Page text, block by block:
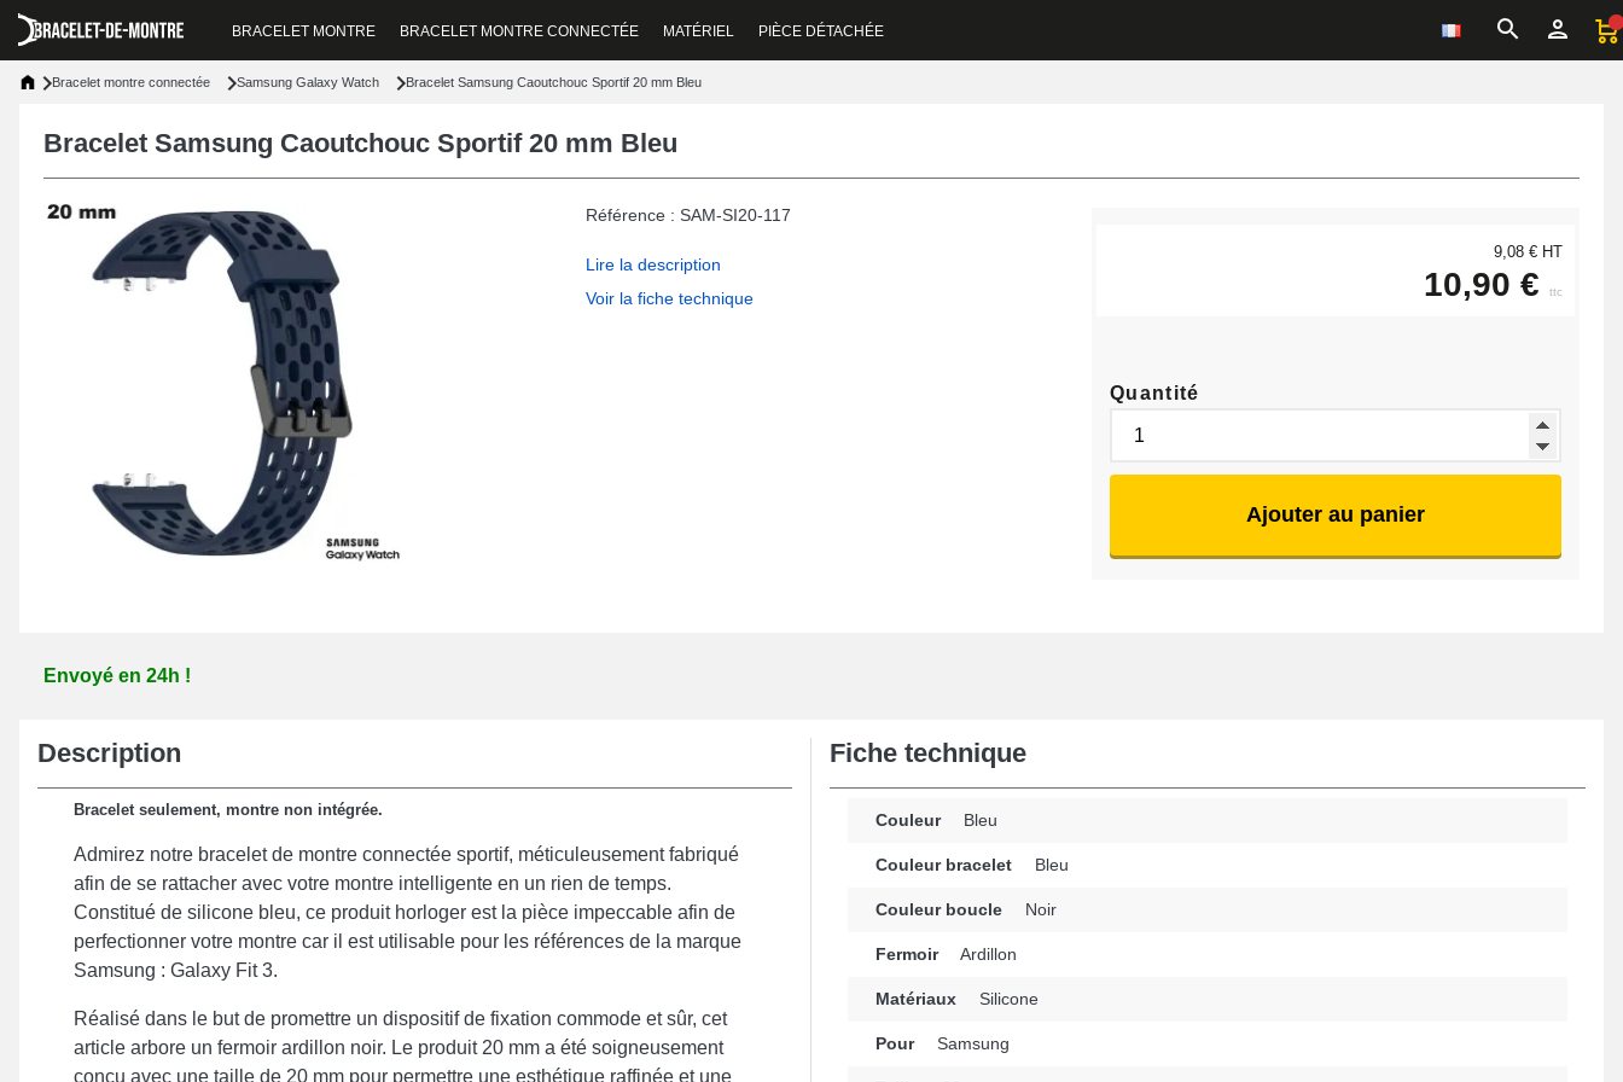
BRACELET MONTRE BRACELET MONTRE CONNECTÉE MATÉRIEL PIÈCE DÉTACHÉE
Bracelet montre connectée Samsung Galaxy Watch Bracelet Samsung Caoutchouc Sportif 20 mm Bleu
Bracelet Samsung Caoutchouc Sportif 20 mm Bleu
Référence : SAM-SI20-117
Lire la description
Voir la fiche technique
9,08 € HT
10,90 € ttc
Quantité
Ajouter au panier
Envoyé en 24h !
Description
Bracelet seulement, montre non intégrée.
Admirez notre bracelet de montre connectée sportif, méticuleusement fabriqué
afin de se rattacher avec votre montre intelligente en un rien de temps.
Constitué de silicone bleu, ce produit horloger est la pièce impeccable afin de
perfectionner votre montre car il est utilisable pour les références de la marque
Samsung : Galaxy Fit 3.
Réalisé dans le but de promettre un dispositif de fixation commode et sûr, cet
article arbore un fermoir ardillon noir. Le produit 20 mm a été soigneusement
conçu avec une taille de 20 mm pour permettre une esthétique raffinée et une
Fiche technique
Couleur Bleu
Couleur bracelet Bleu
Couleur boucle Noir
Fermoir Ardillon
Matériaux Silicone
Pour Samsung